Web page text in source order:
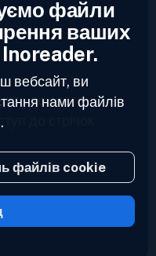
до свого
до стрічок
файли
ваших
вебсайт, ви
нами файлів
файлів cookie